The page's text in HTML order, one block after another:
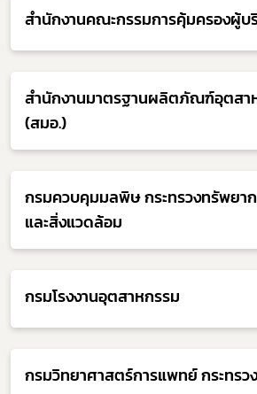
สำนักงานคณะกรรมการคุ้มครองผู้บ
สำนักงานมาตรฐานผลิตภัณฑ์อุตสา
(สมอ.)
กรมควบคุมมลพิษ กระทรวงทรัพยา
และ​สิ่งแวดล้อม
กรมโรงงานอุตสาหกรรม
กรมวิทยาศาสตร์การแพทย์ กระทร
covid
ผู้ประกอบการณ์